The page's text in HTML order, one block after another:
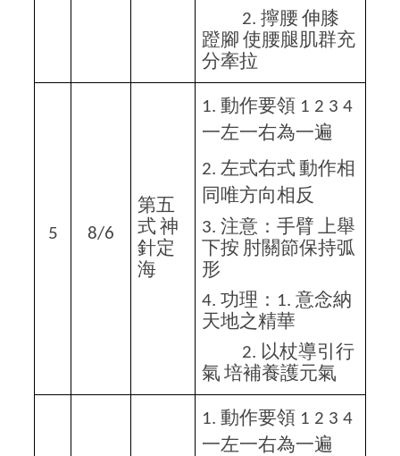
2. 擰腰伸膝
蹬腳 使腰腿肌群充
分牽拉
5 8/6
第五
式神
針定
海
1. 動作要領 1 2 3 4
一左一右為一遍
2. 左式右式動作相
同唯方向相反
3. 注意：手臂 上舉
下按 肘關節保持弧
形
4. 功理： 1. 意念納
天地之精華
2. 以杖導引行
氣 培補養護元氣
1. 動作要領 1 2 3 4
一左一右為一遍